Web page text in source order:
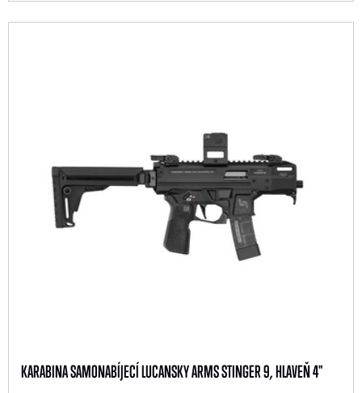
KARABINA SAMONABÍJECÍ LUCANSKY ARMS STINGER 9, HLAVEŇ 4"